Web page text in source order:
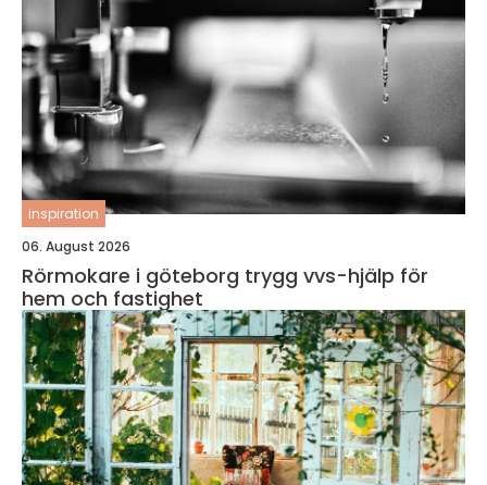
inspiration
06. August 2026
Rörmokare i göteborg trygg vvs-hjälp för
hem och fastighet